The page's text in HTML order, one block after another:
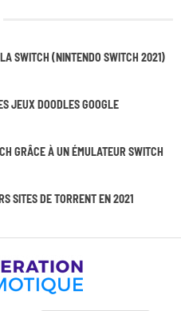
SWITCH (NINTENDO SWITCH 2021)
JEUX DOODLES GOOGLE
GRÂCE À UN ÉMULATEUR SWITCH
SITES DE TORRENT EN 2021